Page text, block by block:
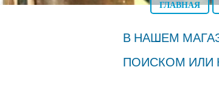
ГЛАВНАЯ
В НАШЕМ
ПОИСКОМ ИЛИ